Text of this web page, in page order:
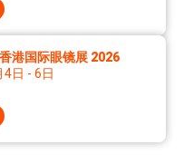
港国际眼镜展 2026
日 - 6日